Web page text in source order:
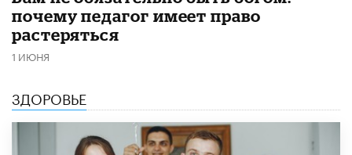
почему педагог имеет право
растеряться
1 ИЮНЯ
ЗДОРОВЬЕ